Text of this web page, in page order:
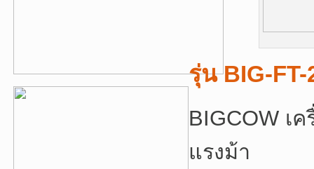
รุ่น BIG-FT-
BIGCOW เ
แรงม้า